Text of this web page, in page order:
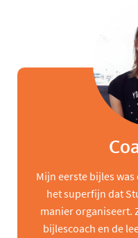
Mijn eerste bijles
het superfijn dat
manier organiseert.
bijlescoach en de